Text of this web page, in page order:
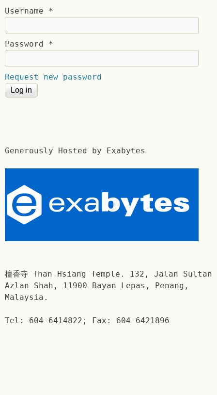
Username *
Password *
Request new password
Generously Hosted by Exabytes
檀香寺 Than Hsiang Temple. 132, Jalan Sultan
Azlan Shah, 11900 Bayan Lepas, Penang,
Malaysia.
Tel: 604-6414822; Fax: 604-6421896